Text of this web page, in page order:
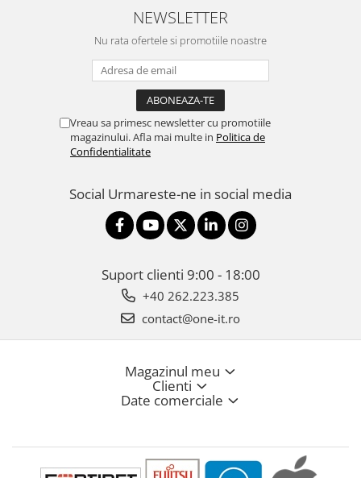
NEWSLETTER
Nu rata ofertele si promotiile noastre
Vreau sa primesc newsletter cu promotiile
magazinului. Afla mai multe in Politica de
Confidentialitate
Social Urmareste-ne in social media
Suport clienti 9:00 - 18:00
+40 262.223.385
contact@one-it.ro
Magazinul meu
Clienti
Date comerciale